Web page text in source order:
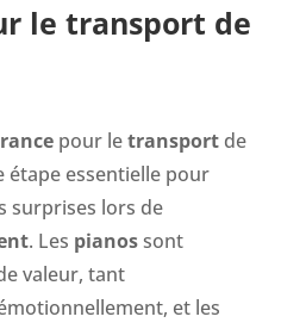
le transport de
pour letransportde
étape essentielle pour
surprises lors de
. Les pianossont
valeur, tant
et les